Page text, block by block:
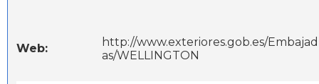
Web:
http://www.exteriores.gob.es/Embajad
as/WELLINGTON